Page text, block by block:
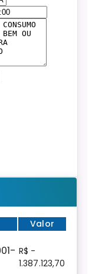
Valor
R$ -
1.387.123,70